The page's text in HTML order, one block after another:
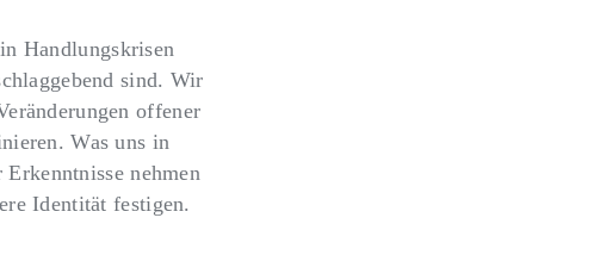
Handlungskrisen
sind. Wir
offener
Was uns in
nehmen
Identität festigen.